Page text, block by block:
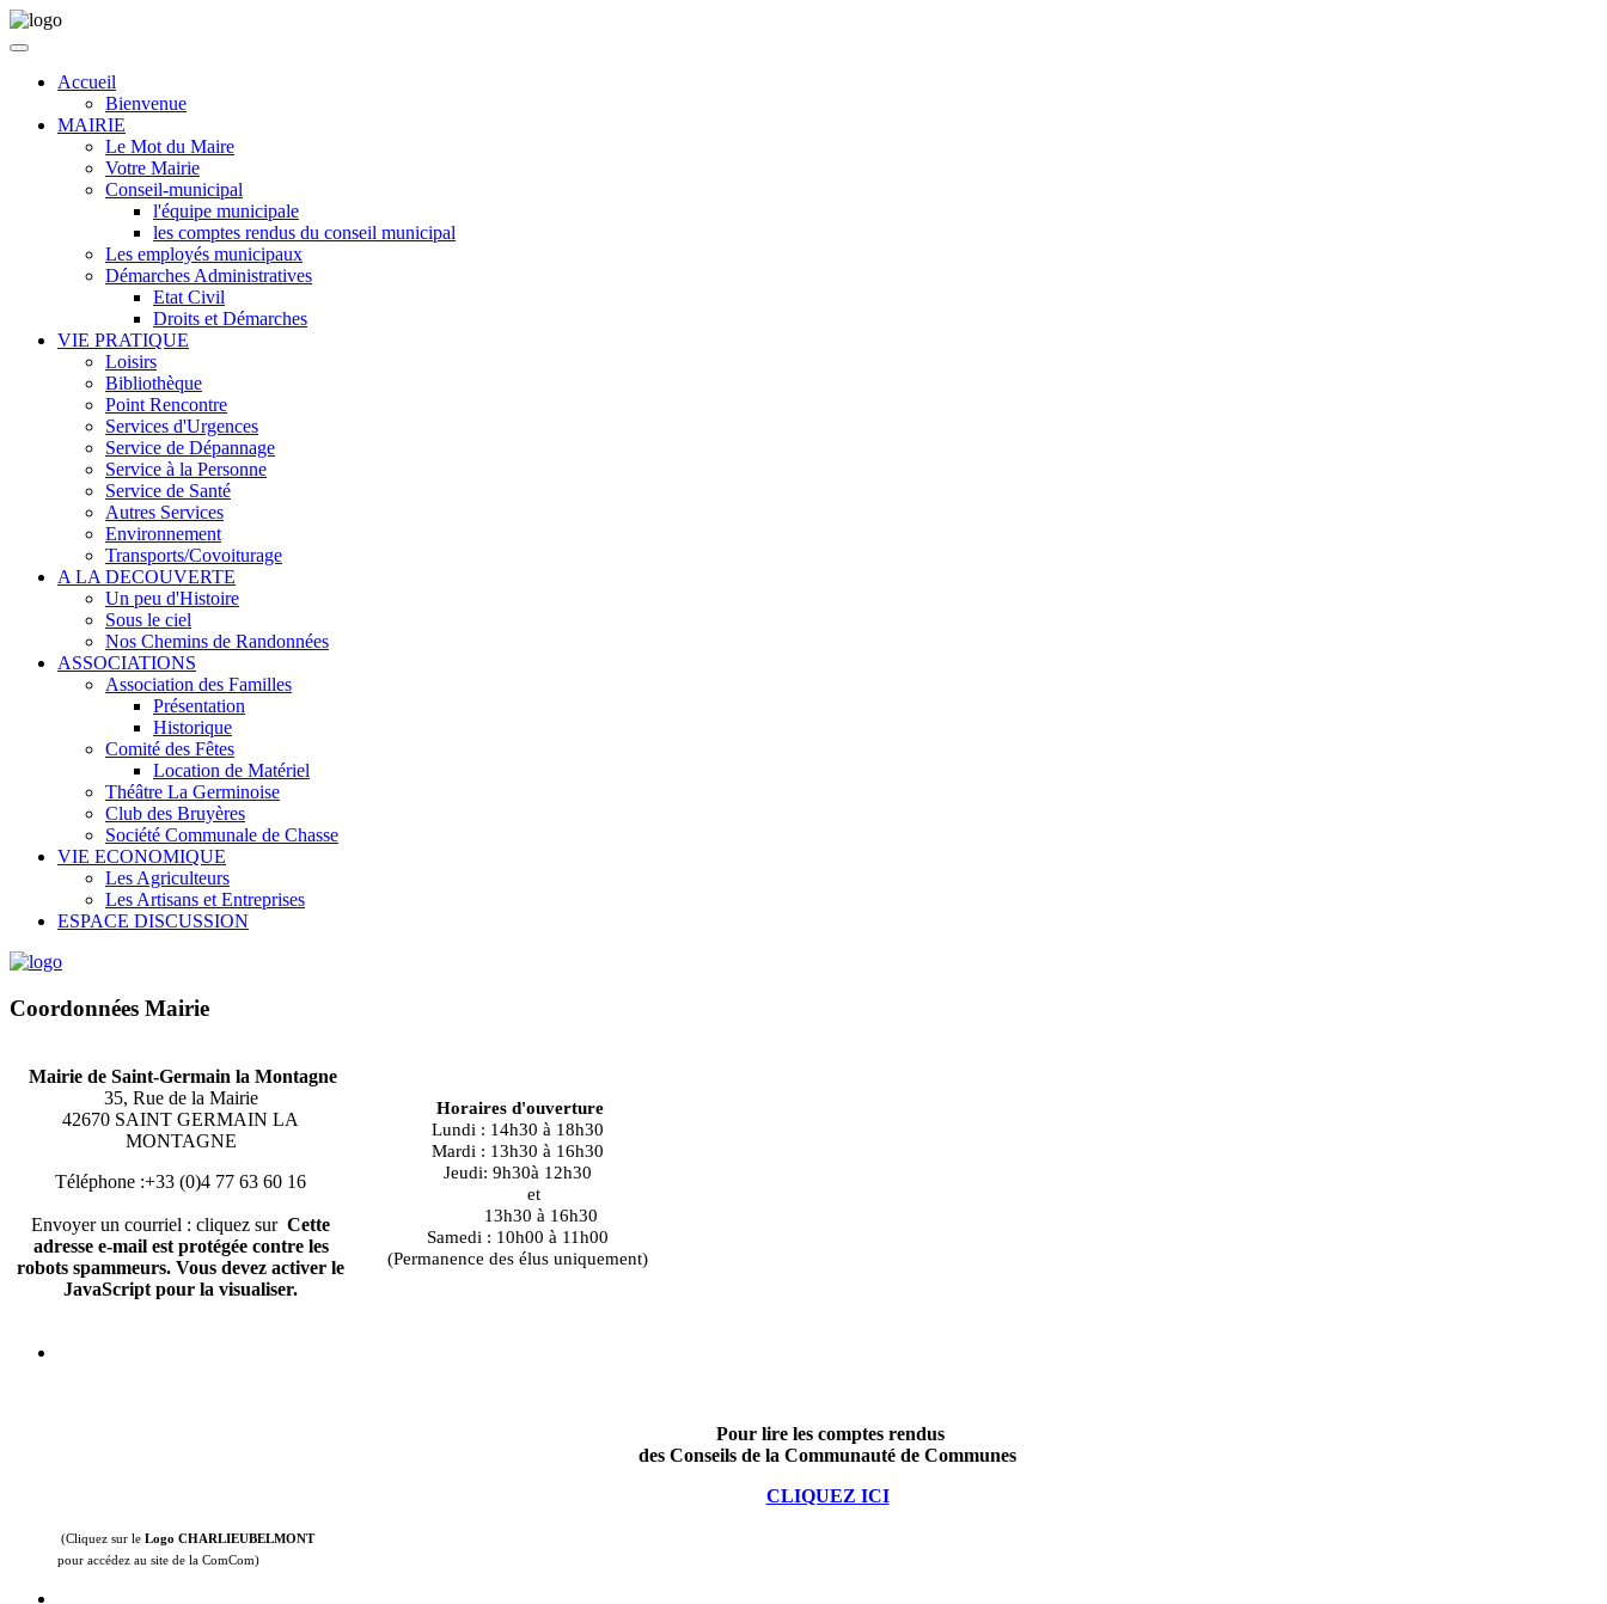
Accueil
Bienvenue
MAIRIE
Le Mot du Maire
Votre Mairie
Conseil-municipal
l'équipe municipale
les comptes rendus du conseil municipal
Les employés municipaux
Démarches Administratives
Etat Civil
Droits et Démarches
VIE PRATIQUE
Loisirs
Bibliothèque
Point Rencontre
Services d'Urgences
Service de Dépannage
Service à la Personne
Service de Santé
Autres Services
Environnement
Transports/Covoiturage
A LA DECOUVERTE
Un peu d'Histoire
Sous le ciel
Nos Chemins de Randonnées
ASSOCIATIONS
Association des Familles
Présentation
Historique
Comité des Fêtes
Location de Matériel
Théâtre La Germinoise
Club des Bruyères
Société Communale de Chasse
VIE ECONOMIQUE
Les Agriculteurs
Les Artisans et Entreprises
ESPACE DISCUSSION
Coordonnées Mairie
Mairie de Saint-Germain la Montagne
35, Rue de la Mairie
42670 SAINT GERMAIN LA
MONTAGNE
Téléphone :+33 (0)4 77 63 60 16
Envoyer un courriel : cliquez sur Cette
adresse e-mail est protégée contre les
robots spammeurs. Vous devez activer le
JavaScript pour la visualiser.
Horaires d'ouverture
Lundi : 14h30 à 18h30
Mardi : 13h30 à 16h30
Jeudi: 9h30à 12h30
et
13h30 à 16h30
Samedi : 10h00 à 11h00
(Permanence des élus uniquement)
Pour lire les comptes rendus
des Conseils de la Communauté de Communes
CLIQUEZ ICI
(Cliquez sur le Logo CHARLIEUBELMONT
pour accédez au site de la ComCom)